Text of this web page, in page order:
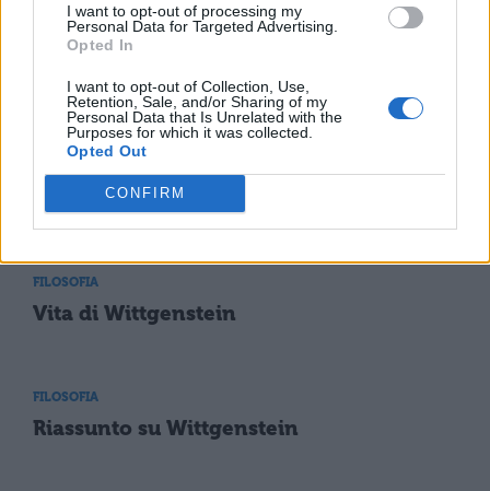
I want to opt-out of processing my
Personal Data for Targeted Advertising.
Opted In
I want to opt-out of Collection, Use,
Retention, Sale, and/or Sharing of my
Personal Data that Is Unrelated with the
Purposes for which it was collected.
Opted Out
CONFIRM
FILOSOFIA
Il pragmatismo della logica e della
matematica
Tractatus
FILOSOFIA
Vita di Wittgenstein
FILOSOFIA
Riassunto su Wittgenstein